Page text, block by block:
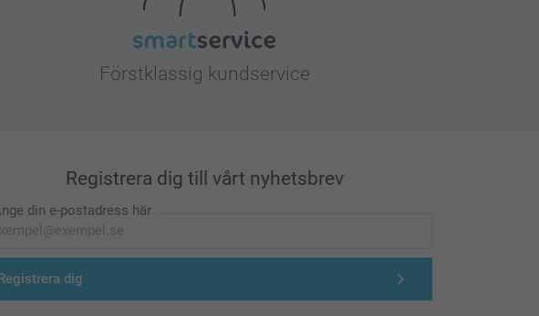
Förstklassig kundservice
Registrera dig till vårt nyhetsbrev
din e-postadress här
dig